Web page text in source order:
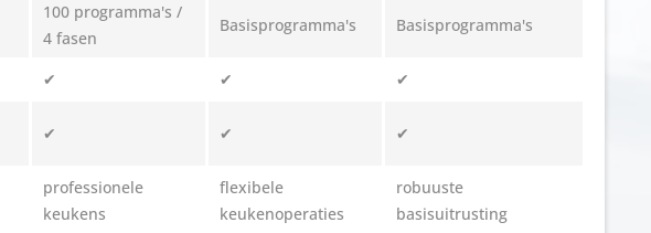
100 programma's /
4 fasen
Basisprogramma's Basisprogramma's
✔ ✔
✔
✔ ✔ ✔
professionele
keukens
flexibele
keukenoperaties
robuuste
basisuitrusting